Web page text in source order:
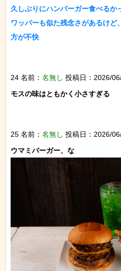
久しぶりにハンバーガー食べるか
ワッパーも似た残念さがあるけど
方が不快
24 名前： 名無し 投稿日：2026/
モスの味はともかく小さすぎる
25 名前： 名無し 投稿日：2026/